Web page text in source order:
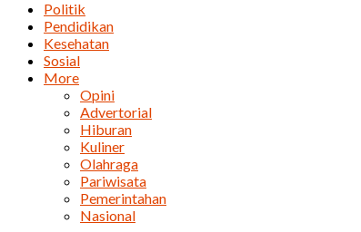
Politik
Pendidikan
Kesehatan
Sosial
More
Opini
Advertorial
Hiburan
Kuliner
Olahraga
Pariwisata
Pemerintahan
Nasional